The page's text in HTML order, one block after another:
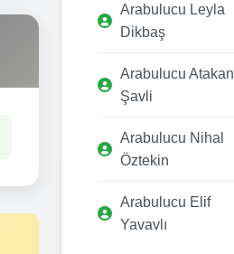
Arabulucu Leyla
Dikbaş
Arabulucu Atakan
Şavli
Arabulucu Nihal
Öztekin
Arabulucu Elif
Yavavlı